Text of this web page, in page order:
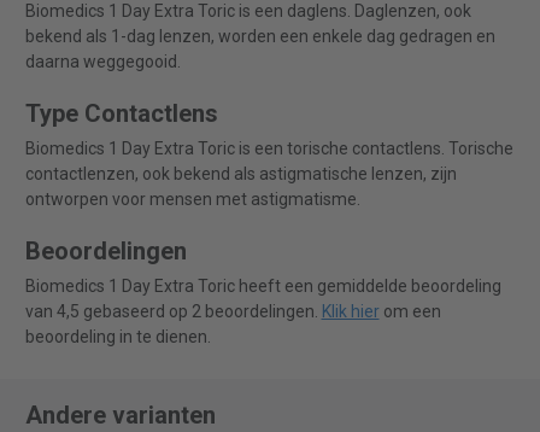
Biomedics 1 Day Extra Toric is een daglens. Daglenzen, ook
bekend als 1-dag lenzen, worden een enkele dag gedragen en
daarna weggegooid.
Type Contactlens
Biomedics 1 Day Extra Toric is een torische contactlens. Torische
contactlenzen, ook bekend als astigmatische lenzen, zijn
ontworpen voor mensen met astigmatisme.
Beoordelingen
Biomedics 1 Day Extra Toric heeft een gemiddelde beoordeling
van 4,5 gebaseerd op 2 beoordelingen. Klik hierom een
beoordeling in te dienen.
Andere varianten